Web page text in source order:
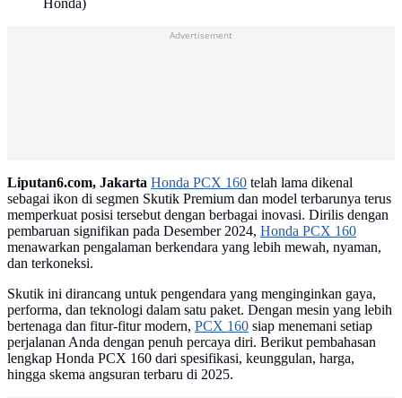
Honda)
Liputan6.com, Jakarta Honda PCX 160 telah lama dikenal
sebagai ikon di segmen Skutik Premium dan model terbarunya terus
memperkuat posisi tersebut dengan berbagai inovasi. Dirilis dengan
pembaruan signifikan pada Desember 2024, Honda PCX 160
menawarkan pengalaman berkendara yang lebih mewah, nyaman,
dan terkoneksi.
Skutik ini dirancang untuk pengendara yang menginginkan gaya,
performa, dan teknologi dalam satu paket. Dengan mesin yang lebih
bertenaga dan fitur-fitur modern, PCX 160 siap menemani setiap
perjalanan Anda dengan penuh percaya diri. Berikut pembahasan
lengkap Honda PCX 160 dari spesifikasi, keunggulan, harga,
hingga skema angsuran terbaru di 2025.